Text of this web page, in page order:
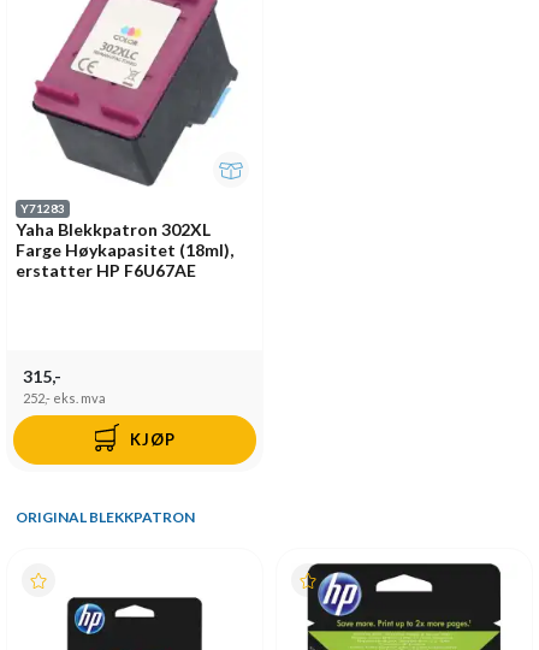
Y71283
Yaha Blekkpatron 302XL
Farge Høykapasitet (18ml),
erstatter HP F6U67AE
315,-
252,- eks. mva
KJØP
ORIGINAL BLEKKPATRON